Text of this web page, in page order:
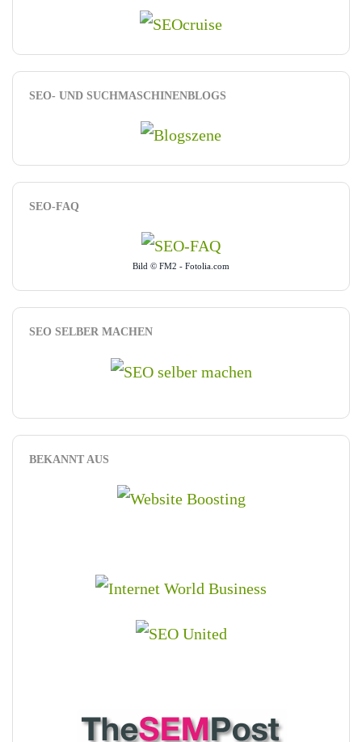
SEO- UND SUCHMASCHINENBLOGS
SEO-FAQ
Bild © FM2 - Fotolia.com
SEO SELBER MACHEN
BEKANNT AUS